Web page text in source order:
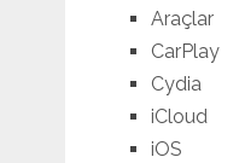
Araçlar
CarPlay
Cydia
iCloud
iOS